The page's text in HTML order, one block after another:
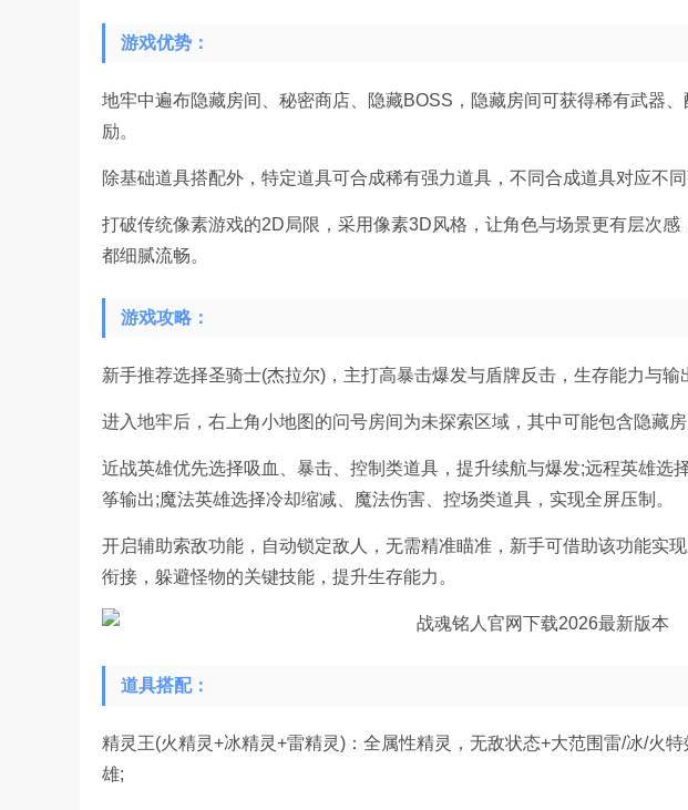
游戏优势：
地牢中遍布隐藏房间、秘密商店、隐藏BOSS，隐藏房间可获得稀有武器
励。
除基础道具搭配外，特定道具可合成稀有强力道具，不同合成道具对应不同
打破传统像素游戏的2D局限，采用像素3D风格，让角色与场景更有层次
都细腻流畅。
游戏攻略：
新手推荐选择圣骑士(杰拉尔)，主打高暴击爆发与盾牌反击，生存能力与输
进入地牢后，右上角小地图的问号房间为未探索区域，其中可能包含隐藏
近战英雄优先选择吸血、暴击、控制类道具，提升续航与爆发;远程英雄选
筝输出;魔法英雄选择冷却缩减、魔法伤害、控场类道具，实现全屏压制。
开启辅助索敌功能，自动锁定敌人，无需精准瞄准，新手可借助该功能实
衔接，躲避怪物的关键技能，提升生存能力。
道具搭配：
精灵王(火精灵+冰精灵+雷精灵)：全属性精灵，无敌状态+大范围雷/冰/火
雄;